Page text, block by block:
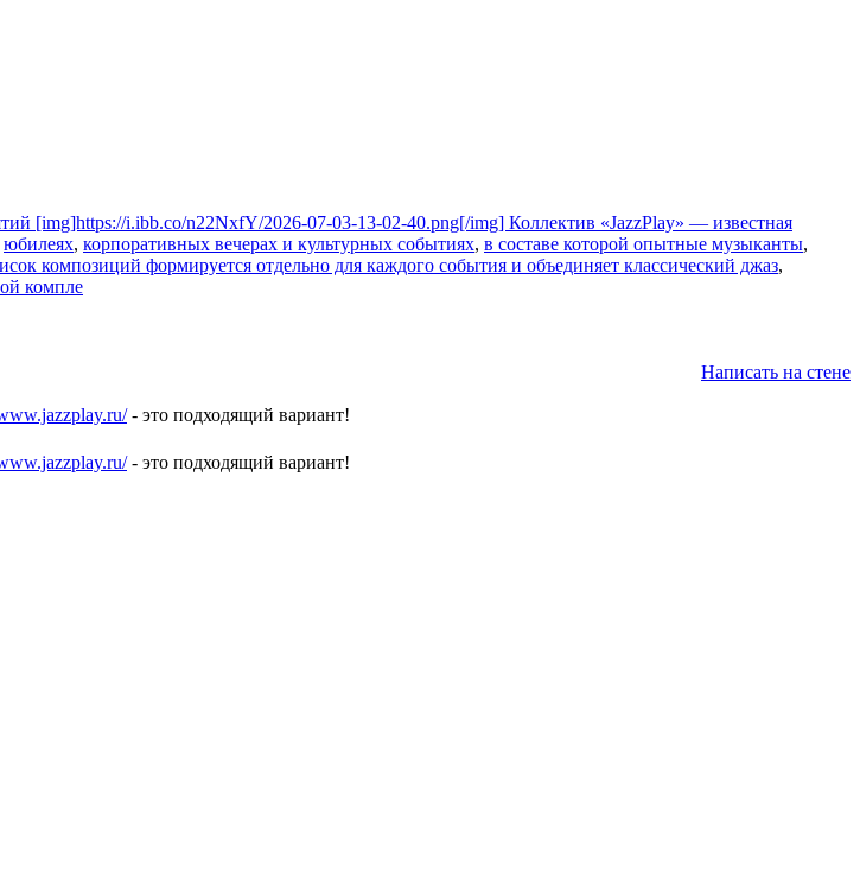
[img]https://i.ibb.co/n22NxfY/2026-07-03-13-02-40.png[/img] Коллектив «JazzPlay» — известная
юбилеях, корпоративных вечерах и культурных событиях, в составе которой опытные музыканты,
композиций формируется отдельно для каждого события и объединяет классический джаз,
компле
Написать на стене
- это подходящий вариант!
- это подходящий вариант!